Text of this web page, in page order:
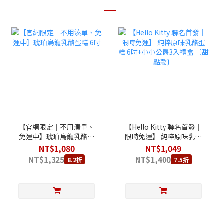
【官網限定｜不用湊單、
免運中】琥珀烏龍乳酪蛋
糕 6吋
NT$1,080
NT$1,325 8.2折
【Hello Kitty 聯名首發│
限時免運】 純粹原味乳酪
蛋糕 6吋+小小公爵3入禮
盒 〔甜點款〕
NT$1,049
NT$1,400 7.5折